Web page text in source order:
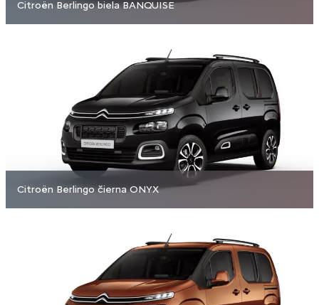
Citroën Berlingo biela BANQUISE
Citroën Berlingo čierna ONYX